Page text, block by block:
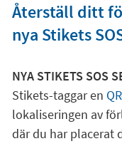
Återställ ditt
nya Stikets
NYA STIKETS SOS
Stikets-taggar en
lokaliseringen av
där du har placerat